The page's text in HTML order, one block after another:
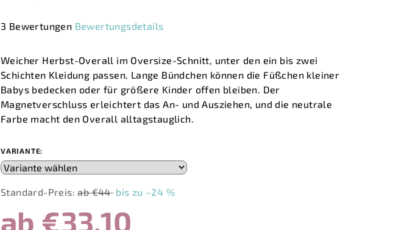
Die
Produktbewertung
ist
5,0
von
5
3 Bewertungen Bewertungsdetails
Weicher Herbst-Overall im Oversize-Schnitt, unter den ein bis zwei
Schichten Kleidung passen. Lange Bündchen können die Füßchen kleiner
Babys bedecken oder für größere Kinder offen bleiben. Der
Magnetverschluss erleichtert das An- und Ausziehen, und die neutrale
Farbe macht den Overall alltagstauglich.
VARIANTE:
Standard-Preis: ab €44 bis zu –24 %
ab €33,10